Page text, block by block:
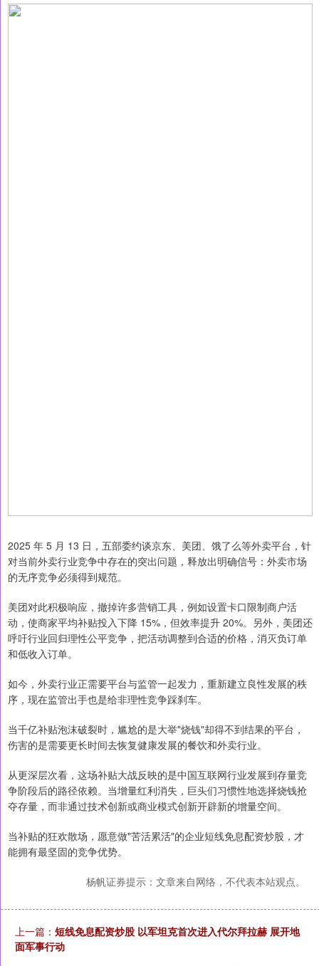
2025 年 5 月 13 日，五部委约谈京东、美团、饿了么等外卖平台，针
对当前外卖行业竞争中存在的突出问题，释放出明确信号：外卖市场
的无序竞争必须得到规范。
美团对此积极响应，撤掉许多营销工具，例如设置卡口限制商户活
动，使商家平均补贴投入下降 15%，但效率提升 20%。另外，美团还
呼吁行业回归理性公平竞争，把活动调整到合适的价格，消灭负订单
和低收入订单。
如今，外卖行业正需要平台与监管一起发力，重新建立良性发展的秩
序，现在监管出手也是给非理性竞争踩刹车。
当千亿补贴泡沫破裂时，尴尬的是大举"烧钱"却得不到结果的平台，
伤害的是需要更长时间去恢复健康发展的餐饮和外卖行业。
从更深层次看，这场补贴大战反映的是中国互联网行业发展到存量竞
争阶段后的路径依赖。当增量红利消失，巨头们习惯性地选择烧钱抢
夺存量，而非通过技术创新或商业模式创新开辟新的增量空间。
当补贴的狂欢散场，愿意做"苦活累活"的企业短线免息配资炒股，才
能拥有最坚固的竞争优势。
杨帆证券提示：文章来自网络，不代表本站观点。
上一篇： 短线免息配资炒股 以军坦克首次进入代尔拜拉赫 展开地
面军事行动